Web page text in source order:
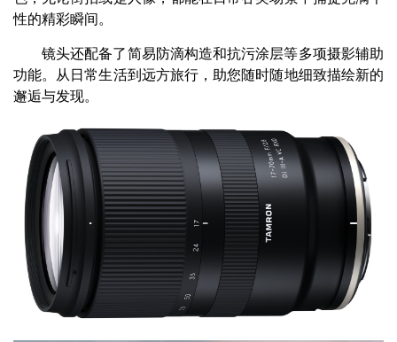
性的精彩瞬间。
镜头还配备了简易防滴构造和抗污涂层等多项摄影辅助
功能。从日常生活到远方旅行，助您随时随地细致描绘新的
邂逅与发现。